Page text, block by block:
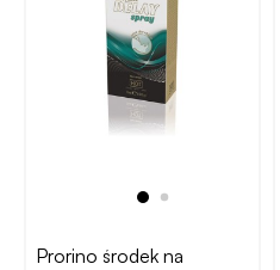
Prorino środek na